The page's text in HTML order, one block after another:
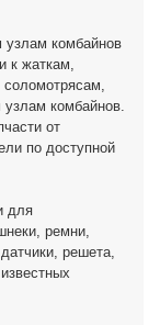
узлам комбайнов
к жаткам,
комбайнов.
от
по доступной
для
ремни,
решета,